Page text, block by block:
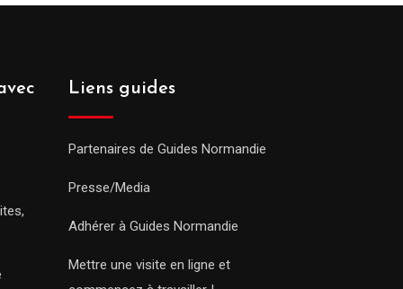
Liens guides
Partenaires de Guides Normandie
Presse/Media
Adhérer à Guides Normandie
Mettre une visite en ligne et